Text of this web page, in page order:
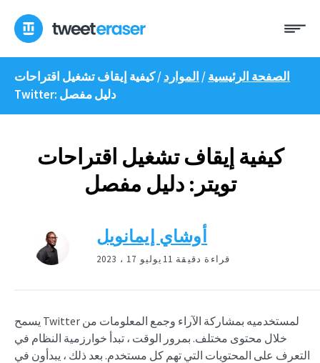
إلى
المحتوى
الصفحة الرئيسية/ الموارد/كيفية إيقاف تشغيل اقتراحات
Twitter: دليل مفصل
كيفية إيقاف تشغيل اقتراحات
تويتر: دليل مفصل
أوشاي إيمانويل
يوليو 17 ، 2023 11 قراءة دقيقة
يسمح Twitter لمستخدميه بمشاركة الآراء وجمع المعلومات من
خلال محتوى مختلف. بمرور الوقت ، تبدأ خوارزمية النظام في
التعرف على المحتويات التي تهم كل مستخدم. بعد ذلك ، يبدأون في